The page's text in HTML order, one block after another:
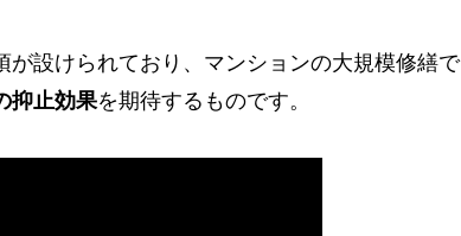
設けられており、マンションの大規模修繕で
抑止効果を期待するものです。